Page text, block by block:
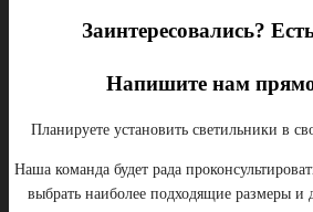
Заинтересовались?
Напишите нам прямо
Планируете установить светильники в
Наша команда будет рада
выбрать наиболее подходящие размеры и